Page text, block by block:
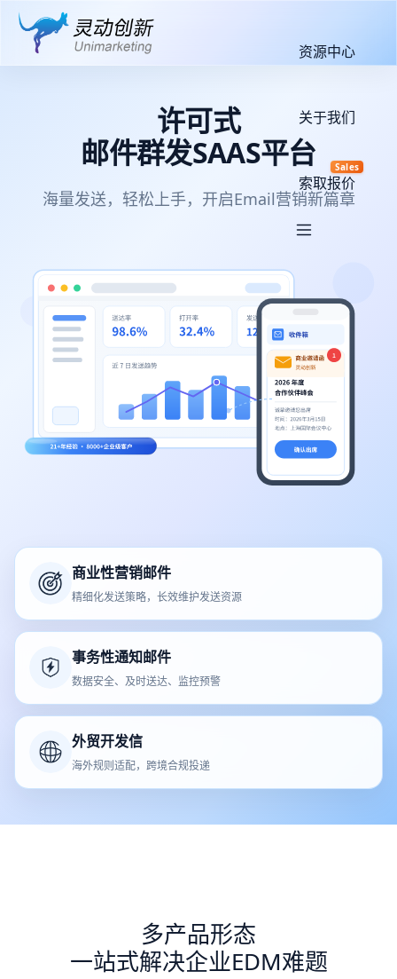
资源中心
关于我们
索取报价
Sales
许可式
邮件群发SAAS平台
海量发送，轻松上手，开启Email营销新篇章
商业性营销邮件
精细化发送策略，长效维护发送资源
事务性通知邮件
数据安全、及时送达、监控预警
外贸开发信
海外规则适配，跨境合规投递
多产品形态
一站式解决企业EDM难题